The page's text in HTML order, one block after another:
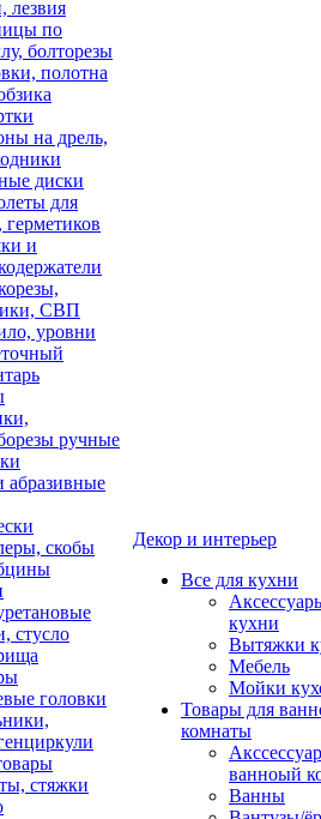
лезвия
по
болторезы
полотна
на дрель,
диски
для
и
СВП
уровни
ручные
абразивные
скобы
стусло
головки
стяжки
Декор и интерьер
Все для кухни
кухни
Вытяжки
Мебель
Мойки
Товары для
комнаты
ванноый
Ванны